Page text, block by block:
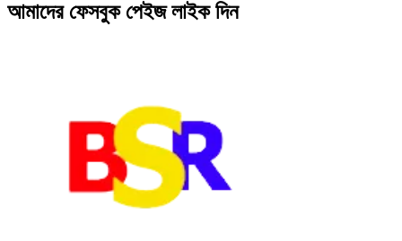
আমাদের ফেসবুক পেইজ লাইক দিন